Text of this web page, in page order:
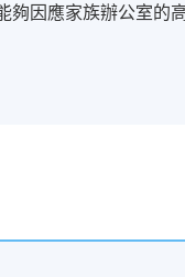
因應家族辦公室的